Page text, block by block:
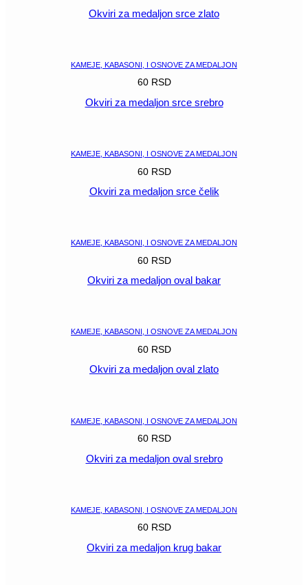
Okviri za medaljon srce zlato
KAMEJE, KABASONI, I OSNOVE ZA MEDALJON
60 RSD
Okviri za medaljon srce srebro
KAMEJE, KABASONI, I OSNOVE ZA MEDALJON
60 RSD
Okviri za medaljon srce čelik
KAMEJE, KABASONI, I OSNOVE ZA MEDALJON
60 RSD
Okviri za medaljon oval bakar
KAMEJE, KABASONI, I OSNOVE ZA MEDALJON
60 RSD
Okviri za medaljon oval zlato
KAMEJE, KABASONI, I OSNOVE ZA MEDALJON
60 RSD
Okviri za medaljon oval srebro
KAMEJE, KABASONI, I OSNOVE ZA MEDALJON
60 RSD
Okviri za medaljon krug bakar